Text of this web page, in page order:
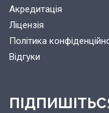
Акредитація
Ліцензія
Політика
Відгуки